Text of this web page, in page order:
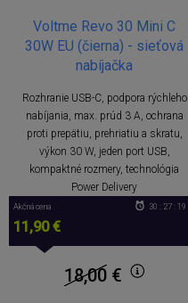
Voltme Revo 30 Mini C
30W EU (čierna) - sieťová
nabíjačka
Rozhranie USB-C, podpora rýchleho
nabíjania, max. prúd 3 A, ochrana
proti prepätiu, prehriatiu a skratu,
výkon 30 W, jeden port USB,
kompaktné rozmery, technológia
Power Delivery
Akčná cena
11,90 €
30 : 27 : 18
18,00€